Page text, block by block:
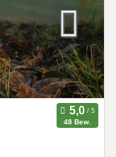
48 Bew.